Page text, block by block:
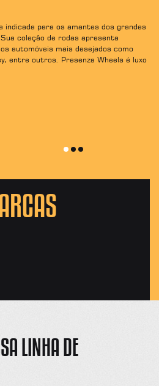
indicada para os amantes dos grandes
coleção de rodas apresenta
automóveis mais desejados como
entre outros. Presenza Wheels é luxo
LINHA DE